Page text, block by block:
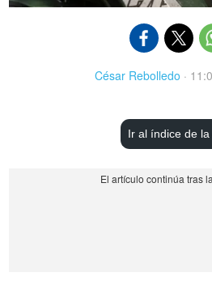
César Rebolledo ·
Ir al índice de